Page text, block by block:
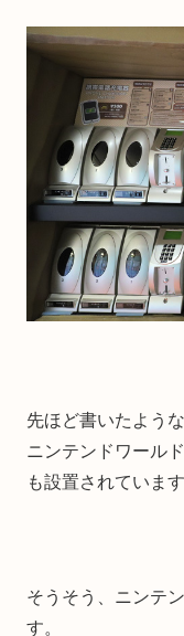
先ほど書いたよう
ニンテンドワール
も設置されています
そうそう、ニンテ
す。